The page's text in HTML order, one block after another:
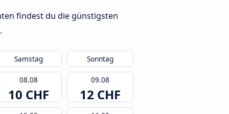
findest du die günstigsten
Samstag Sonntag
08.08
10 CHF
09.08
12 CHF